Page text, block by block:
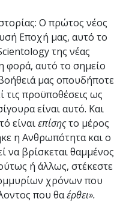
Ο πρώτος νέος
Εποχή μας, αυτό το
της νέας
φορά, αυτό το σημείο
μας οπουδήποτε
τις προϋποθέσεις ως
είναι αυτό. Και
είναιεπίσηςτο μέρος
η Ανθρωπότητα και ο
να βρίσκεται θαμμένος
ή άλλως, στέκεστε
χρόνων που
που θαέρθει».